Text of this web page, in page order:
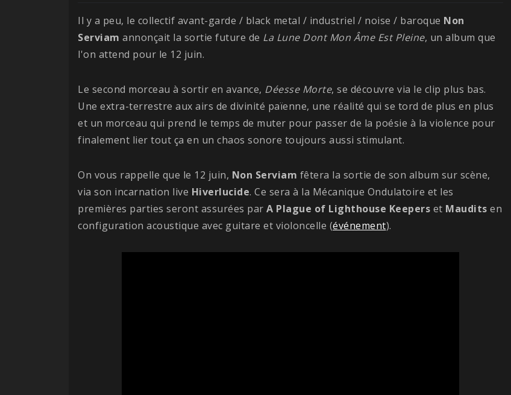
Il y a peu, le collectif avant-garde / black metal / industriel / noise / baroque Non
Serviam annonçait la sortie future de La Lune Dont Mon Âme Est Pleine, un album que
l'on attend pour le 12 juin.
Le second morceau à sortir en avance, Déesse Morte, se découvre via le clip plus bas.
Une extra-terrestre aux airs de divinité païenne, une réalité qui se tord de plus en plus
et un morceau qui prend le temps de muter pour passer de la poésie à la violence pour
finalement lier tout ça en un chaos sonore toujours aussi stimulant.
On vous rappelle que le 12 juin, Non Serviam fêtera la sortie de son album sur scène,
via son incarnation live Hiverlucide. Ce sera à la Mécanique Ondulatoire et les
premières parties seront assurées par A Plague of Lighthouse Keepers et Maudits en
configuration acoustique avec guitare et violoncelle (événement).